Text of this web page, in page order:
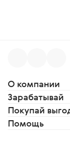
О компании
Зарабатывай
Покупай
Помощь